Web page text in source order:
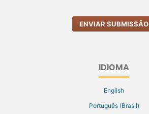
ENVIAR SUBMISSÃO
IDIOMA
English
Português (Brasil)